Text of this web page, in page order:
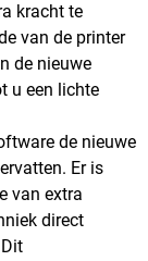
kracht te
van de printer
de nieuwe
u een lichte
de nieuwe
Er is
van extra
direct